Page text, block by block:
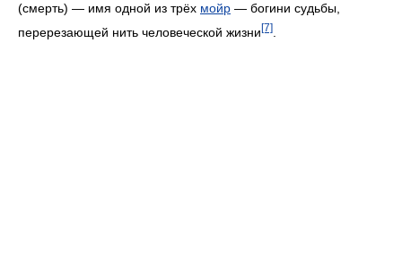
(смерть) — имя одной из трёх мойр — богини судьбы,
перерезающей нить человеческой жизни [7]